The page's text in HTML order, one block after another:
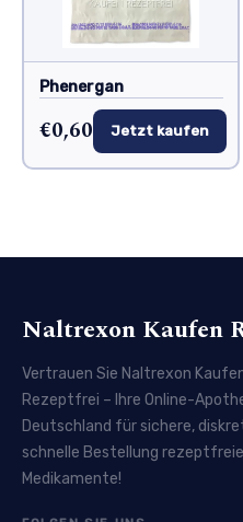
Phenergan
€0,60 Jetzt kaufen
Naltrexon Kaufen
Vertrauen Sie Naltrexon
Rezeptfrei – Ihre Online-
Deutschland für sichere,
schnelle Bestellung
Medikamente!